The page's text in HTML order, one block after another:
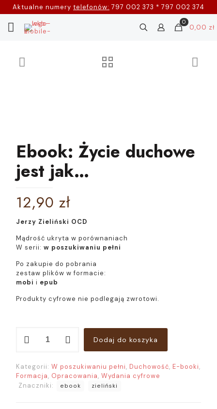
Aktualne numery telefonów: 797 002 373 * 797 002 374
0
0,00 zł
Ebook: Życie duchowe
jest jak…
12,90 zł
Jerzy Zieliński OCD
Mądrość ukryta w porównaniach
W serii: w poszukiwaniu pełni
Po zakupie do pobrania
zestaw plików w formacie:
mobi i epub
Produkty cyfrowe nie podlegają zwrotowi.
jest
jak...
Dodaj do koszyka
Kategorii: W poszukiwaniu pełni, Duchowość, E-booki,
Formacja, Opracowania, Wydania cyfrowe
Znaczniki:
ebook zieliński